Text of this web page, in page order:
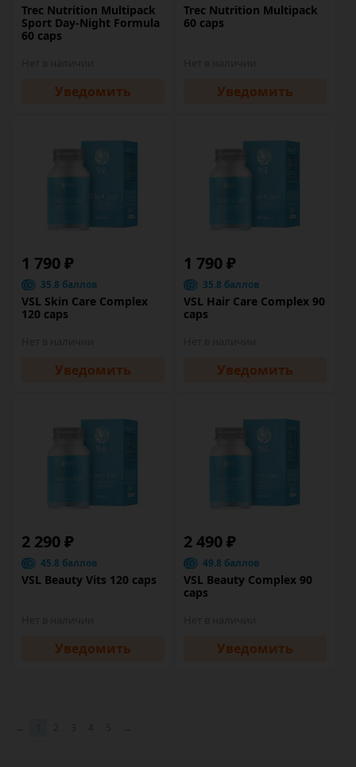
Trec Nutrition Multipack
Sport Day-Night Formula
60 caps
Уведомить
Trec Nutrition Multipack
60 caps
Уведомить
1 790 ₽
35.8 баллов
VSL Skin Care Complex
120 caps
Уведомить
1 790 ₽
35.8 баллов
VSL Hair Care Complex 90
caps
Уведомить
2 290 ₽
45.8 баллов
VSL Beauty Vits 120 caps
Уведомить
2 490 ₽
49.8 баллов
VSL Beauty Complex 90
caps
Уведомить